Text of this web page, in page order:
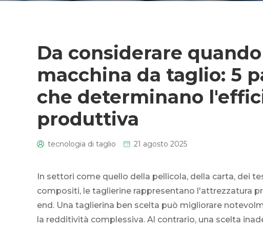
Da considerare
macchina da taglio: 5
che determinano
produttiva
tecnologia di taglio 21 agosto 2025
In settori come quello della pellicola, della carta, dei
compositi, le taglierine rappresentano l'attrezzatura
end. Una taglierina ben scelta può migliorare
la redditività complessiva. Al contrario, una scelta